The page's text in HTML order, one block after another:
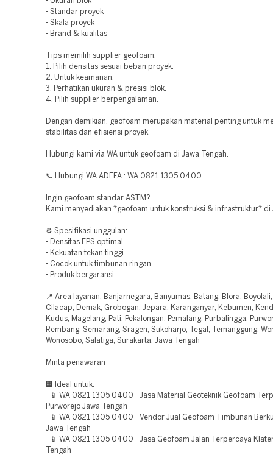
- Standar proyek
- Skala proyek
- Brand & kualitas
Tips memilih supplier geofoam:
1. Pilih densitas sesuai beban proyek.
2. Untuk keamanan.
3. Perhatikan ukuran & presisi blok.
4. Pilih supplier berpengalaman.
Dengan demikian, geofoam merupakan material penting untuk
stabilitas dan efisiensi proyek.
Hubungi kami via WA untuk geofoam di Jawa Tengah.
📞 Hubungi WA ADEFA : WA 0821 1305 0400
Ingin geofoam standar ASTM?
Kami menyediakan *geofoam untuk konstruksi & infrastruktur* di
⚙️ Spesifikasi unggulan:
- Densitas EPS optimal
- Kekuatan tekan tinggi
- Cocok untuk timbunan ringan
- Produk bergaransi
📍 Area layanan: Banjarnegara, Banyumas, Batang, Blora,
Cilacap, Demak, Grobogan, Jepara, Karanganyar, Kebumen,
Kudus, Magelang, Pati, Pekalongan, Pemalang, Purbalingga,
Rembang, Semarang, Sragen, Sukoharjo, Tegal, Temanggung,
Wonosobo, Salatiga, Surakarta, Jawa Tengah
Minta penawaran
🏢 Ideal untuk:
- 📱 WA 0821 1305 0400 - Jasa Material Geoteknik Geofoam
Purworejo Jawa Tengah
- 📱 WA 0821 1305 0400 - Vendor Jual Geofoam Timbunan
Jawa Tengah
- 📱 WA 0821 1305 0400 - Jasa Geofoam Jalan Terpercaya
Tengah